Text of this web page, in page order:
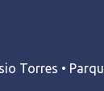
Torres •